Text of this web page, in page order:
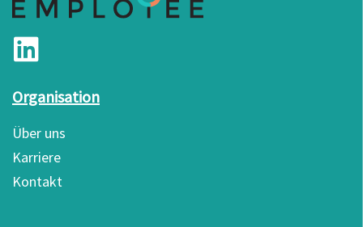
Organisation
Über uns
Karriere
Kontakt